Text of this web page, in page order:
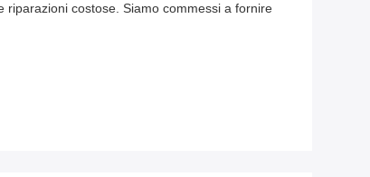
costose. Siamo commessi a fornire